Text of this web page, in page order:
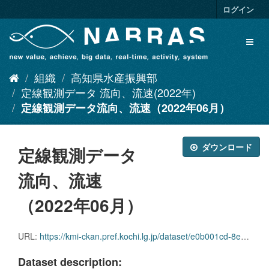
キ
ログイン
組織
高知県水産振興部
定線観測データ 流向、流速(2022年)
定線観測データ流向、流速（2022年06月）
ダウンロード
定線観測データ
流向、流速
（2022年06月）
URL: https://kmi-ckan.pref.kochi.lg.jp/dataset/e0b001cd-8e19-4f8c-b441-fa9a770eaaf2/resource/3c37c08c-0281-4f76-90ce-8d8187bd1450/download/teisenkansokudataryuukou_ryuusoku2022-06.zip
Dataset description: